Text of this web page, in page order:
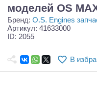
Игрушки
Самолеты
Судомодели
моделей OS
Бренд: O.S. Engines
Артикул: 41633000
ID: 2055
В